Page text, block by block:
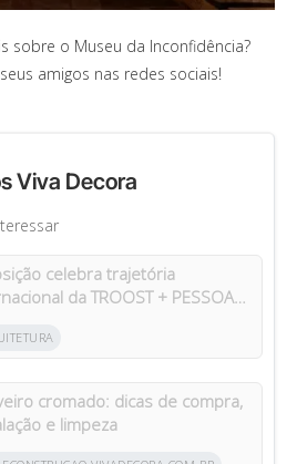
sobre o Museu da Inconfidência?
amigos nas redes sociais!
Viva Decora
celebra trajetória
da TROOST + PESSOA
cromado: dicas de compra,
e limpeza